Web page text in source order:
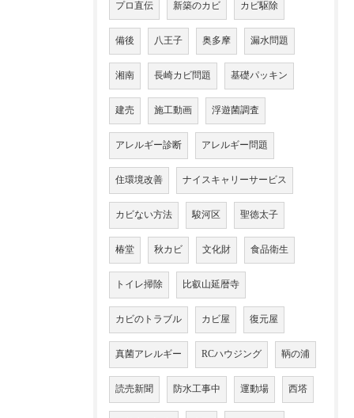
プロ直伝 新築のカビ カビ駆除
備後 八王子 奥多摩 漏水問題
湘南 長崎カビ問題 基礎パッキン
建売 施工動画 浮遊菌調査
アレルギー診断 アレルギー問題
住環境改善 ナイスキャリーサービス
カビない方法 駿河区 聖徳太子
椿堂 秋カビ 文化財 食品衛生
トイレ掃除 比叡山延暦寺
カビのトラブル カビ屋 復元屋
真菌アレルギー RCハウジング 鞆の浦
読売新聞 防水工事中 運動場 西塔